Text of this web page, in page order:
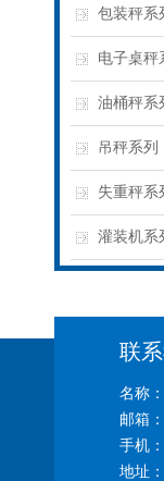
包装秤系
电子桌秤
油桶秤系
吊秤系列
失重秤系
灌装机系
联
名称
邮箱
手机
地址